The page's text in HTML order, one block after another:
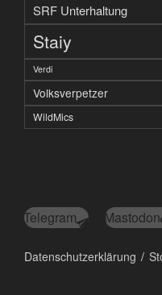
SRF Unterhaltung
Staiy
Verdi
Volksverpetzer
WildMics
Telegram Mastodon
Datenschutzerklärung